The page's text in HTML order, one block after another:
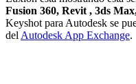
Fusion 360, Revit , 3ds
Keyshot para Autodesk se
del Autodesk App Exchange.